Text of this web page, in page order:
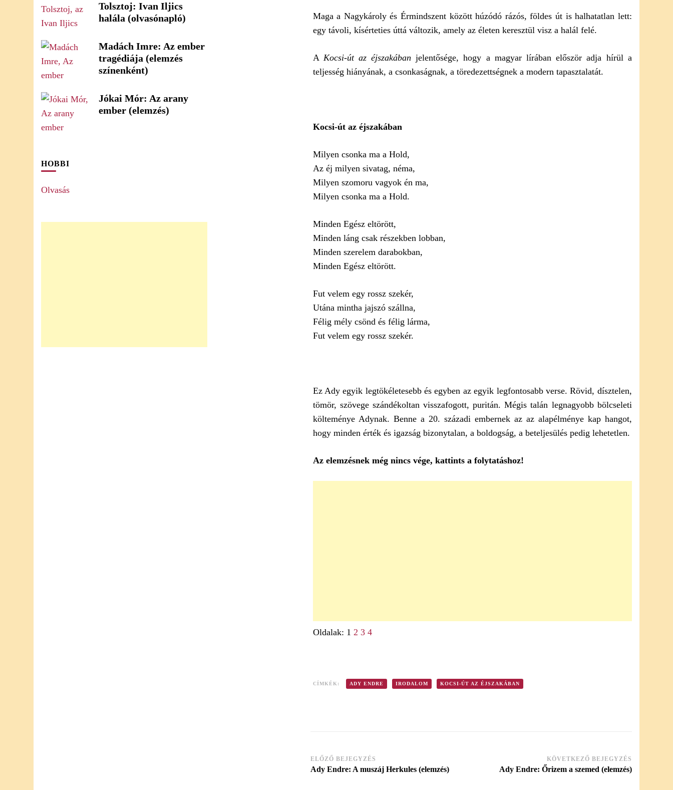
Maga a Nagykároly és Érmindszent között húzódó rázós, földes út is halhatatlan lett:
egy távoli, kísérteties úttá változik, amely az életen keresztül visz a halál felé.
A Kocsi-út az éjszakában jelentősége, hogy a magyar lírában először adja hírül a
teljesség hiányának, a csonkaságnak, a töredezettségnek a modern tapasztalatát.
Kocsi-út az éjszakában
Milyen csonka ma a Hold,
Az éj milyen sivatag, néma,
Milyen szomoru vagyok én ma,
Milyen csonka ma a Hold.
Minden Egész eltörött,
Minden láng csak részekben lobban,
Minden szerelem darabokban,
Minden Egész eltörött.
Fut velem egy rossz szekér,
Utána mintha jajszó szállna,
Félig mély csönd és félig lárma,
Fut velem egy rossz szekér.
Ez Ady egyik legtökéletesebb és egyben az egyik legfontosabb verse. Rövid, dísztelen,
tömör, szövege szándékoltan visszafogott, puritán. Mégis talán legnagyobb bölcseleti
költeménye Adynak. Benne a 20. századi embernek az az alapélménye kap hangot,
hogy minden érték és igazság bizonytalan, a boldogság, a beteljesülés pedig lehetetlen.
Az elemzésnek még nincs vége, kattints a folytatáshoz!
Oldalak: 1 2 3 4
CÍMKÉK: ADY ENDRE IRODALOM KOCSI-ÚT AZ ÉJSZAKÁBAN
Post
ELŐZŐ BEJEGYZÉS
Ady Endre: A muszáj Herkules (elemzés)
KÖVETKEZŐ BEJEGYZÉS
Ady Endre: Őrizem a szemed (elemzés)
Tolsztoj: Ivan Iljics
halála (olvasónapló)
Madách Imre: Az ember
tragédiája (elemzés
színenként)
Jókai Mór: Az arany
ember (elemzés)
HOBBI
Olvasás